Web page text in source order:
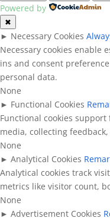
Powered by
✖
► Necessary Cookies
Necessary cookies enable
ins and consent
personal data.
None
► Functional Cookies
Functional cookies
media, collecting
None
► Analytical Cookies
Analytical cookies track
metrics like visitor count,
None
► Advertisement Cookies